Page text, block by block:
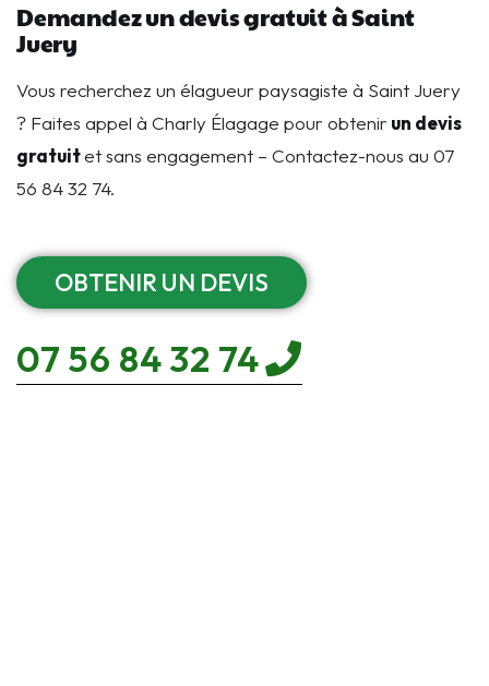
Demandez un devis gratuit à Saint
Juery
Vous recherchez un élagueur paysagiste à Saint Juery
? Faites appel à Charly Élagage pour obtenir un devis
gratuitet sans engagement – Contactez-nous au 07
56 84 32 74.
OBTENIR UN DEVIS
07 56 84 32 74